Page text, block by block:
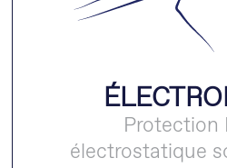
Protection
électrostatique